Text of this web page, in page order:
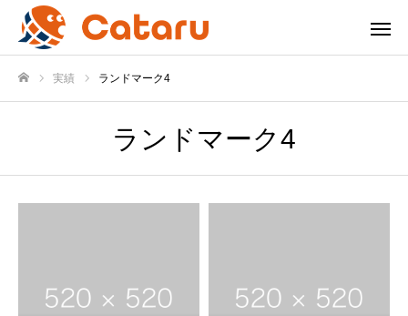
実績 ランドマーク4
ランドマーク4